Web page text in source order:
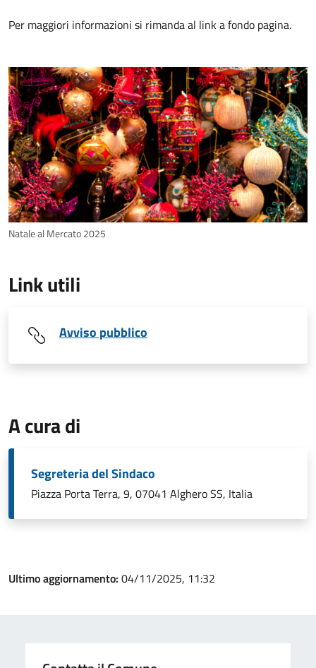
Per maggiori informazioni si rimanda al link a fondo pagina.
Natale al Mercato 2025
Link utili
Avviso pubblico
A cura di
Segreteria del Sindaco
Piazza Porta Terra, 9, 07041 Alghero SS, Italia
Ultimo aggiornamento: 04/11/2025, 11:32